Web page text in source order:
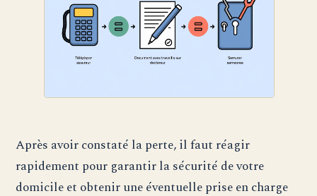
Après avoir constaté la perte, il faut réagir
rapidement pour garantir la sécurité de votre
domicile et obtenir une éventuelle prise en charge